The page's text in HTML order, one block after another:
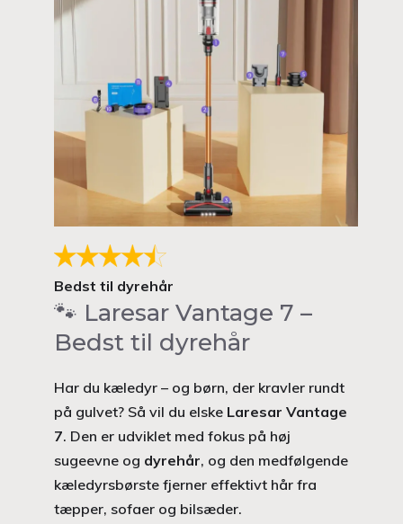
Bedst til dyrehår
🐾 Laresar Vantage 7 –
Bedst til dyrehår
Har du kæledyr – og børn, der kravler rundt
på gulvet? Så vil du elske Laresar Vantage
7. Den er udviklet med fokus på høj
sugeevne og dyrehår, og den medfølgende
kæledyrsbørste fjerner effektivt hår fra
tæpper, sofaer og bilsæder.